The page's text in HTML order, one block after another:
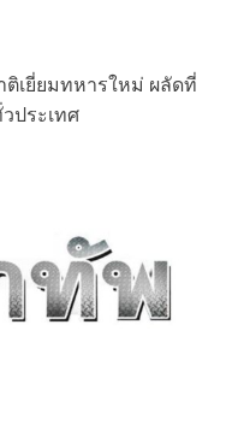
เยี่ยมทหารใหม่ ผลัดที่
ประเทศ